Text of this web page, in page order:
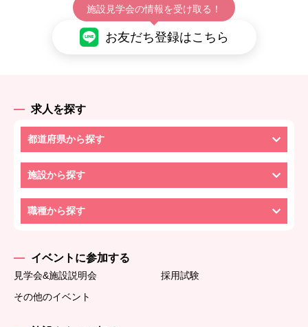
施設見学会の情報を受け取る！
お友だち登録はこちら
求人を探す
都道府県から探す
施設から探す
職種から探す
イベントに参加する
見学会&施設説明会
採用試験
その他のイベント